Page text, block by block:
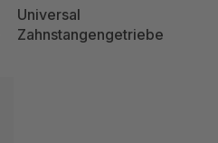
Universal
Zahnstangengetriebe